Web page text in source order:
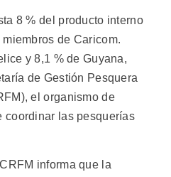
8 % del producto interno
de Caricom.
y 8,1 % de Guyana,
de Gestión Pesquera
el organismo de
coordinar las pesquerías
informa que la